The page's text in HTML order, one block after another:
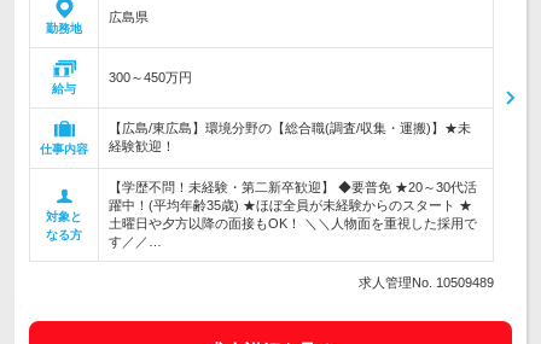
勤務地
広島県
給与
300～450万円
仕事内容
【広島/東広島】環境分野の【総合職(調査/収集・運搬)】★未
経験歓迎！
対象と
なる方
【学歴不問！未経験・第二新卒歓迎】 ◆要普免 ★20～30代活
躍中！(平均年齢35歳) ★ほぼ全員が未経験からのスタート ★
土曜日や夕方以降の面接もOK！ ＼＼人物面を重視した採用で
す／／…
求人管理No. 10509489